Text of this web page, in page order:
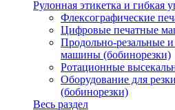
Рулонная этикетка и гибкая
Флексографические
Цифровые печатные
Продольно-резальные
машины (бобинорезки)
Ротационные
Оборудование для
(бобинорезки)
Весь раздел